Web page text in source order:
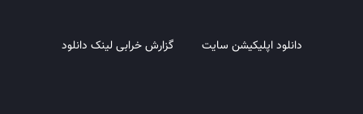
دانلود اپلیکیشن سایت گزارش خرابی لینک دانلود